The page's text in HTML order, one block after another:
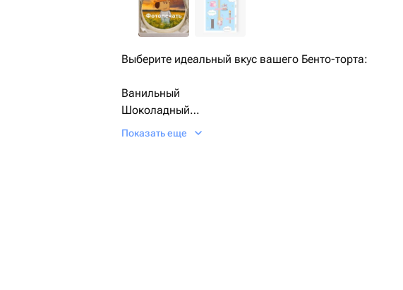
Выберите идеальный вкус вашего Бенто-торта:
Ванильный
Шоколадный
Фисташковый
Показать еще